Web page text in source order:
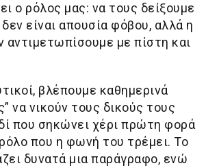
ο ρόλος μας: να τους δείξουμε
είναι απουσία φόβου, αλλά η
αντιμετωπίσουμε με πίστη και
βλέπουμε καθημερινά
να νικούν τους δικούς τους
που σηκώνει χέρι πρώτη φορά
που η φωνή του τρέμει. Το
δυνατά μια παράγραφο, ενώ